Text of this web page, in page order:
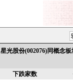
星光股份(002076)同概念板
下跌家数